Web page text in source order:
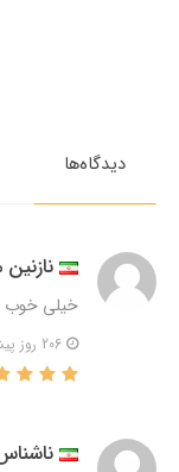
دیدگاه‌ها
خیلی خوب